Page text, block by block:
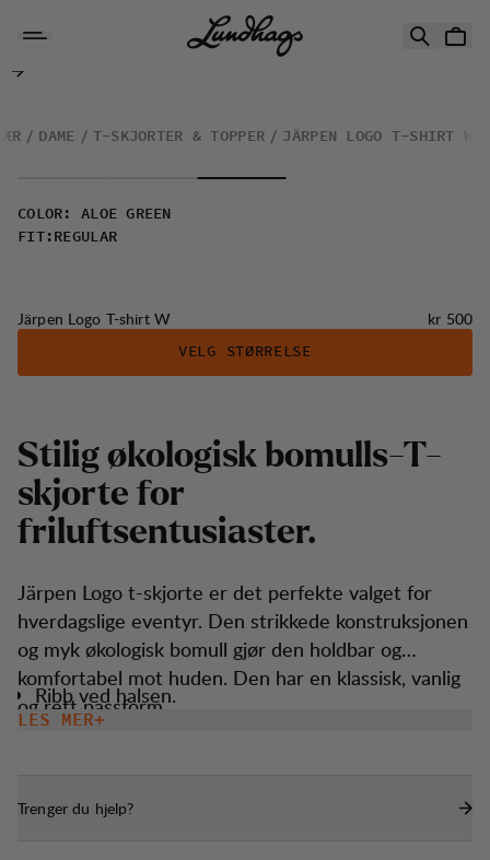
Järpen Logo T-shirt W
DAME T-SKJORTER & TOPPER JÄRPEN LOGO T-SHIRT W
COLOR : ALOE GREEN
FIT: REGULAR
Järpen Logo T-shirt W Pris:
kr 500
VELG STØRRELSE
Stilig økologisk bomulls-T-
skjorte for
friluftsentusiaster.
Järpen Logo t-skjorte er det perfekte valget for
hverdagslige eventyr. Den strikkede konstruksjonen
og myk økologisk bomull gjør den holdbar og
komfortabel mot huden. Den har en klassisk, vanlig
og rett passform.
Ribb ved halsen.
LES MER
Trenger du hjelp?